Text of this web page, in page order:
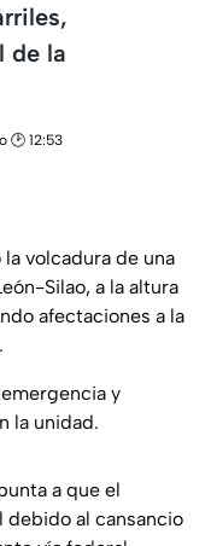
de la
🕑 12:53
volcadura de una
Silao, a la altura
afectaciones a la
y
la unidad.
a que el
al cansancio